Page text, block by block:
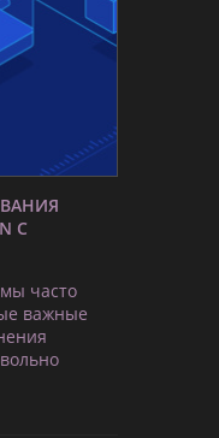
С
часто
важные